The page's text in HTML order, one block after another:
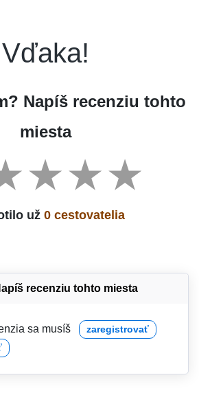
Vďaka!
Napíš recenziu tohto
miesta
už 0 cestovatelia
recenziu tohto miesta
sa musíš zaregistrovať